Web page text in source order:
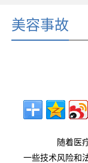
美容事故
随着医疗
一些技术风险和